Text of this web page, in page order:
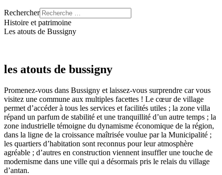
Rechercher
Histoire et patrimoine
Les atouts de Bussigny
les atouts de bussigny
Promenez-vous dans Bussigny et laissez-vous surprendre car vous
visitez une commune aux multiples facettes ! Le cœur de village
permet d’accéder à tous les services et facilités utiles ; la zone villa
répand un parfum de stabilité et une tranquillité d’un autre temps ; la
zone industrielle témoigne du dynamisme économique de la région,
dans la ligne de la croissance maîtrisée voulue par la Municipalité ;
les quartiers d’habitation sont reconnus pour leur atmosphère
agréable ; d’autres en construction viennent insuffler une touche de
modernisme dans une ville qui a désormais pris le relais du village
d’antan.